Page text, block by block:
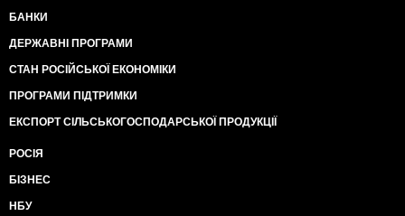
БАНКИ
ДЕРЖАВНІ ПРОГРАМИ
СТАН РОСІЙСЬКОЇ ЕКОНОМІКИ
ПРОГРАМИ ПІДТРИМКИ
ЕКСПОРТ СІЛЬСЬКОГОСПОДАРСЬКОЇ ПРОДУКЦІЇ
РОСІЯ
БІЗНЕС
НБУ